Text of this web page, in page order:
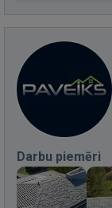
Darbu piemēri